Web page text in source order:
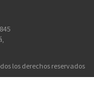
los derechos reservados